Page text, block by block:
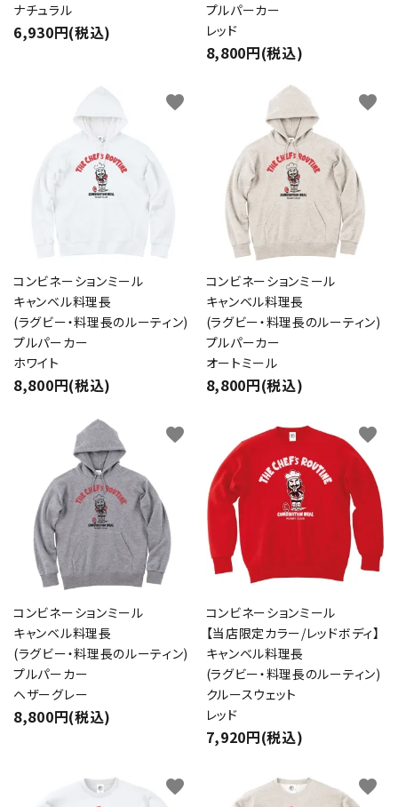
ナチュラル
6,930円(税込)
プルパーカー
レッド
8,800円(税込)
コンビネーションミール
キャンベル料理長
(ラグビー・料理長のルーティン)
プルパーカー
ホワイト
8,800円(税込)
favorite
コンビネーションミール
キャンベル料理長
(ラグビー・料理長のルーティン)
プルパーカー
オートミール
8,800円(税込)
favorite
コンビネーションミール
キャンベル料理長
(ラグビー・料理長のルーティン)
プルパーカー
ヘザーグレー
8,800円(税込)
favorite
コンビネーションミール
【当店限定カラー/レッドボディ】
キャンベル料理長
(ラグビー・料理長のルーティン)
クルースウェット
レッド
7,920円(税込)
favorite
favorite favorite